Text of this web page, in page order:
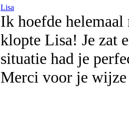
Lisa
Ik hoefde helemaal
klopte Lisa! Je zat
situatie had je
Merci voor je